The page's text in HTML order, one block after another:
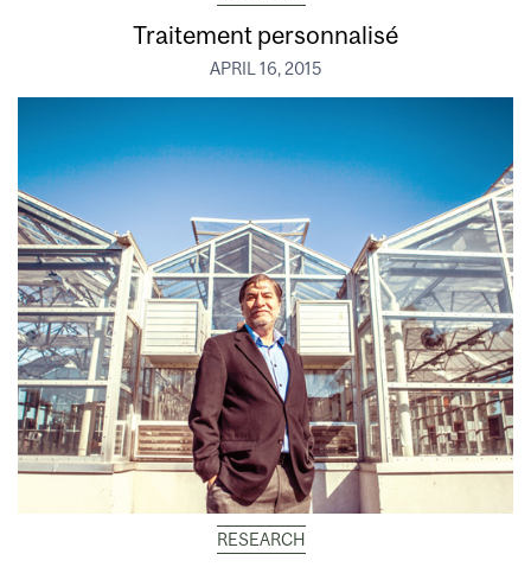
Traitement personnalisé
APRIL 16, 2015
RESEARCH